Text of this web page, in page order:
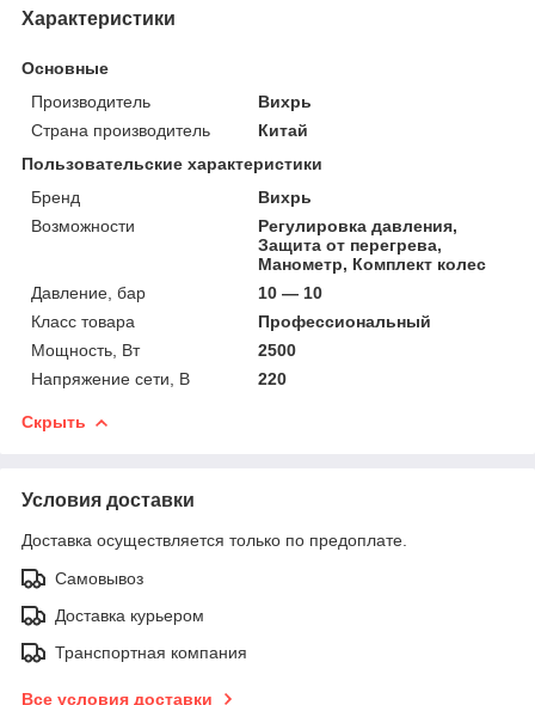
Характеристики
Основные
Производитель
Вихрь
Страна производитель
Китай
Пользовательские характеристики
Бренд
Вихрь
Возможности
Регулировка давления,
Защита от перегрева,
Манометр, Комплект колес
Давление, бар
10 — 10
Класс товара
Профессиональный
Мощность, Вт
2500
Напряжение сети, В
220
Скрыть
Условия доставки
Доставка осуществляется только по предоплате.
Самовывоз
Доставка курьером
Транспортная компания
Все условия доставки